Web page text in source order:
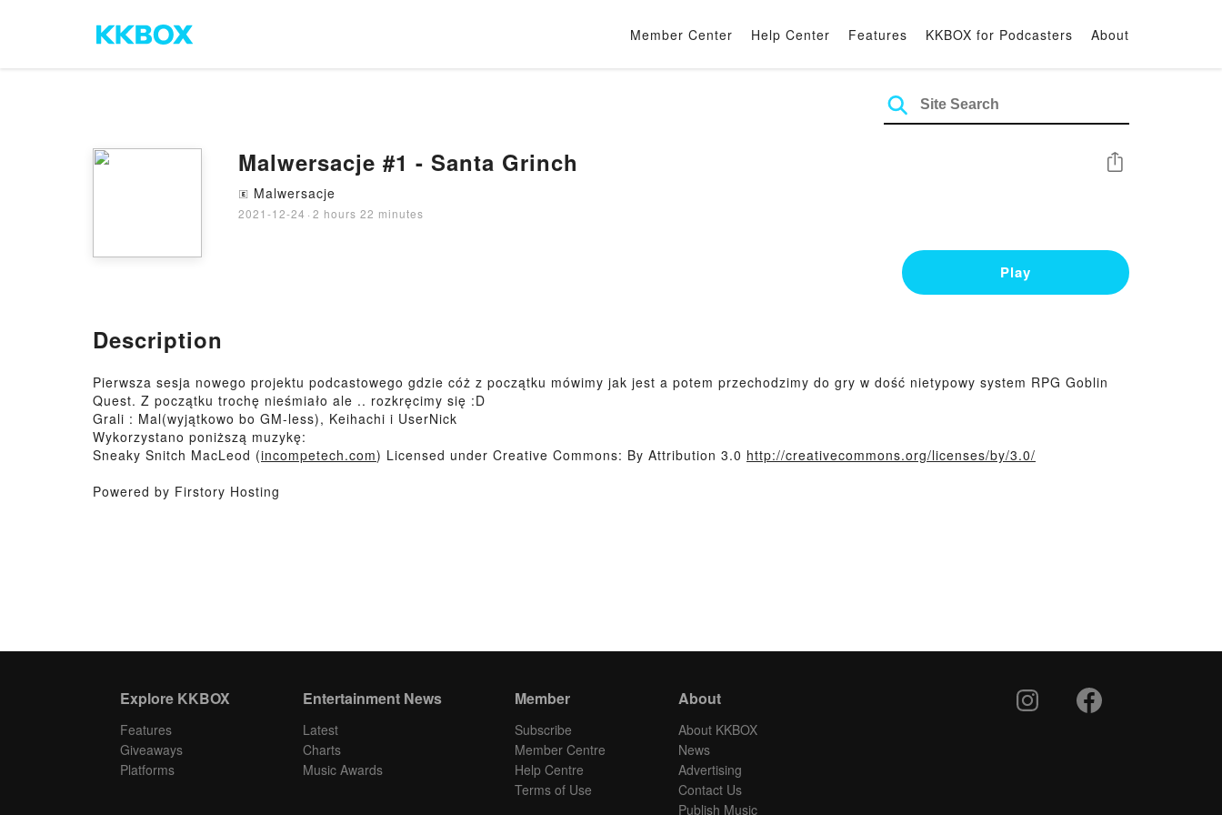
Member Center Help Center Features KKBOX for Podcasters About
Malwersacje #1 - Santa Grinch
🄴 Malwersacje
2021-12-24 · 2 hours 22 minutes
Share
Play
Description
Pierwsza sesja nowego projektu podcastowego gdzie cóż z początku mówimy jak jest a potem przechodzimy do gry w dość nietypowy system RPG Goblin
Quest. Z początku trochę nieśmiało ale .. rozkręcimy się :D
Grali : Mal(wyjątkowo bo GM-less), Keihachi i UserNick
Wykorzystano poniższą muzykę:
Sneaky Snitch MacLeod (incompetech.com) Licensed under Creative Commons: By Attribution 3.0 http://creativecommons.org/licenses/by/3.0/
Powered by Firstory Hosting
Explore KKBOX
Features
Giveaways
Platforms
Entertainment News
Latest
Charts
Music Awards
Member
Subscribe
Member Centre
Help Centre
Terms of Use
About
About KKBOX
News
Advertising
Contact Us
Publish Music